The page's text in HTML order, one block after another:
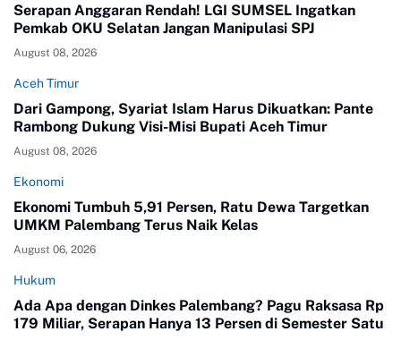
Serapan Anggaran Rendah! LGI SUMSEL Ingatkan
Pemkab OKU Selatan Jangan Manipulasi SPJ
August 08, 2026
Aceh Timur
Dari Gampong, Syariat Islam Harus Dikuatkan: Pante
Rambong Dukung Visi-Misi Bupati Aceh Timur
August 08, 2026
Ekonomi
Ekonomi Tumbuh 5,91 Persen, Ratu Dewa Targetkan
UMKM Palembang Terus Naik Kelas
August 06, 2026
Hukum
Ada Apa dengan Dinkes Palembang? Pagu Raksasa Rp
179 Miliar, Serapan Hanya 13 Persen di Semester Satu